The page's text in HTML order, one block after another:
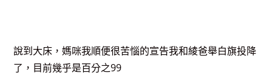
說到大床，媽咪我順便很苦惱的宣告我和綾爸舉白旗投降
了，目前幾乎是百分之99